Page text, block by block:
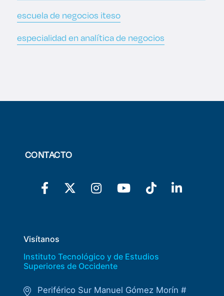
escuela de negocios iteso
especialidad en analítica de negocios
CONTACTO
Visítanos
Instituto Tecnológico y de Estudios
Superiores de Occidente
Periférico Sur Manuel Gómez Morín #